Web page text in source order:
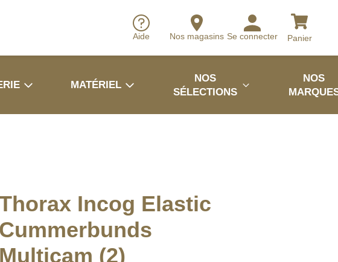
Aide Nos magasins Se connecter Panier
MATÉRIEL
NOS
SÉLECTIONS
NOS
Incog Elastic
Cummerbunds
Multicam (2)